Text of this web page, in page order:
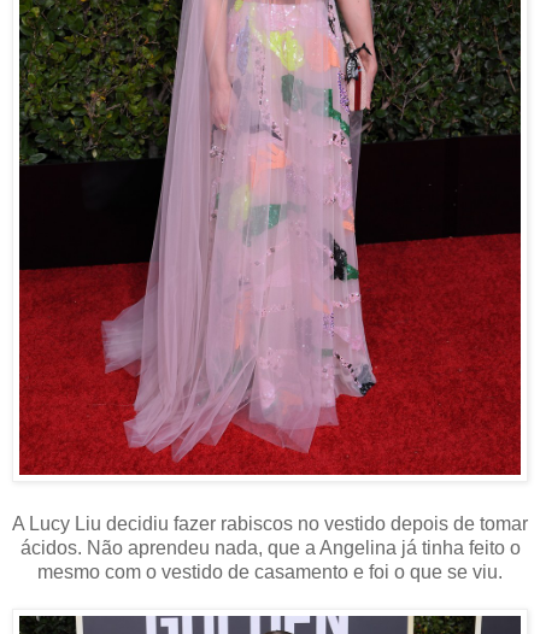
A Lucy Liu decidiu fazer rabiscos no vestido depois de tomar
ácidos. Não aprendeu nada, que a Angelina já tinha feito o
mesmo com o vestido de casamento e foi o que se viu.